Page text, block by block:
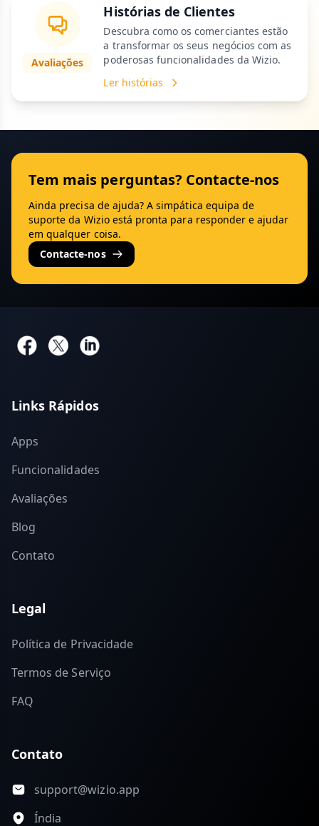
Avaliações
Histórias de Clientes
Descubra como os comerciantes estão
a transformar os seus negócios com as
poderosas funcionalidades da Wizio.
Ler histórias
Tem mais perguntas? Contacte-nos
Ainda precisa de ajuda? A simpática equipa de
suporte da Wizio está pronta para responder e ajudar
em qualquer coisa.
Contacte-nos
Links Rápidos
Apps
Funcionalidades
Avaliações
Blog
Contato
Legal
Política de Privacidade
Termos de Serviço
FAQ
Contato
support@wizio.app
Índia